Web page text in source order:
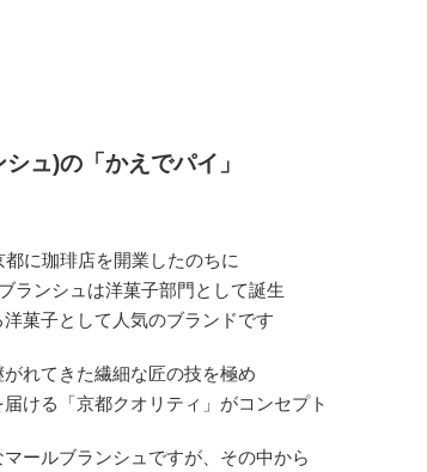
ュ)の「かえでパイ」
都に珈琲店を開業したのちに
ランシュは洋菓子部門として誕生
菓子として人気のブランドです
れてきた繊細な匠の技を極め
ける「京都クオリティ」がコンセプト
ールブランシュですが、その中から